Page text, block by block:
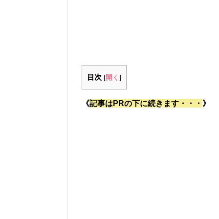
目次 [開く ]
《記事はPRの下に続きます・・・ 》